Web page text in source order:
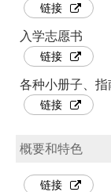
链接
入学志愿书
链接
各种小册子、指
链接
概要和特色
链接